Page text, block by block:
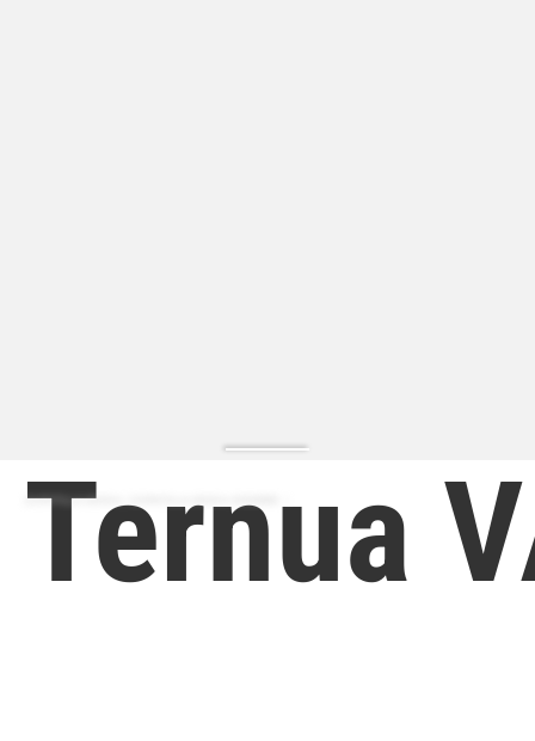
ZAPATILLA MODA | ZAPATILLA MODA HOMBRE
Ternua